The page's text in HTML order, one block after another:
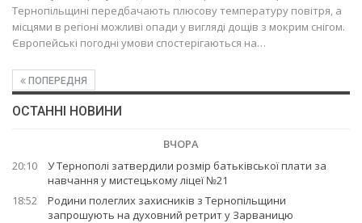
Тернопільщині передбачають плюсову температуру повітря, а
місцями в регіоні можливі опади у вигляді дощів з мокрим снігом.
Європейські погодні умови спостерігаються на…
ПОПЕРЕДНЯ
ОСТАННІ НОВИНИ
ВЧОРА
20:10
У Тернополі затвердили розмір батьківської плати за
навчання у мистецькому ліцеї №21
18:52
Родини полеглих захисників з Тернопільщини
запрошують на духовний ретрит у Зарваницю